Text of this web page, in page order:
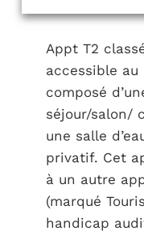
Appt T2
accessible
composé
séjour/salon/
une salle
privatif. Cet
à un autre
(marqué
handicap